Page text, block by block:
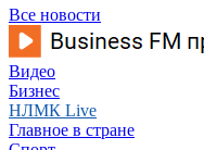
Все новости
Видео
Бизнес
НЛМК Live
Главное в стране